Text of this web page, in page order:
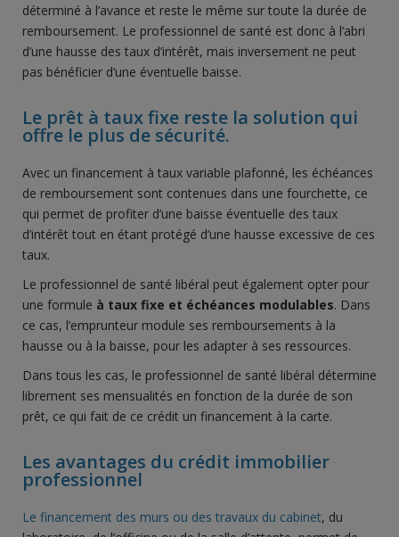
déterminé à l’avance et reste le même sur toute la durée de
remboursement. Le professionnel de santé est donc à l’abri
d’une hausse des taux d’intérêt, mais inversement ne peut
pas bénéficier d’une éventuelle baisse.
Le prêt à taux fixe reste la solution qui
offre le plus de sécurité.
Avec un financement à taux variable plafonné, les échéances
de remboursement sont contenues dans une fourchette, ce
qui permet de profiter d’une baisse éventuelle des taux
d’intérêt tout en étant protégé d’une hausse excessive de ces
taux.
Le professionnel de santé libéral peut également opter pour
une formule à taux fixe et échéances modulables. Dans
ce cas, l’emprunteur module ses remboursements à la
hausse ou à la baisse, pour les adapter à ses ressources.
Dans tous les cas, le professionnel de santé libéral détermine
librement ses mensualités en fonction de la durée de son
prêt, ce qui fait de ce crédit un financement à la carte.
Les avantages du crédit immobilier
professionnel
Le financement des murs ou des travaux du cabinet, du